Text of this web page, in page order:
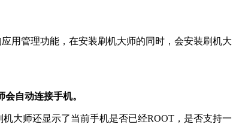
用管理功能，在安装刷机大师的同时，会安装刷机大
自动连接手机。
大师还显示了当前手机是否已经ROOT，是否支持一